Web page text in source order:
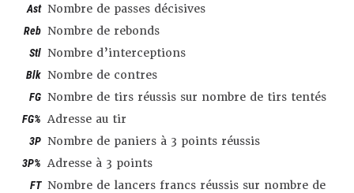
Ast Nombre de passes décisives
Reb Nombre de rebonds
Stl Nombre d’interceptions
Blk Nombre de contres
FG Nombre de tirs réussis sur nombre de tirs tentés
FG% Adresse au tir
3P Nombre de paniers à 3 points réussis
3P% Adresse à 3 points
FT Nombre de lancers francs réussis sur nombre de